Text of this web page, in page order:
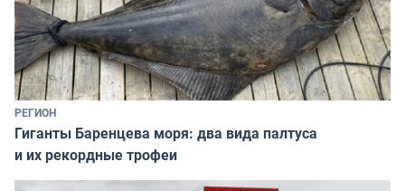
РЕГИОН
Гиганты Баренцева моря: два вида палтуса
и их рекордные трофеи